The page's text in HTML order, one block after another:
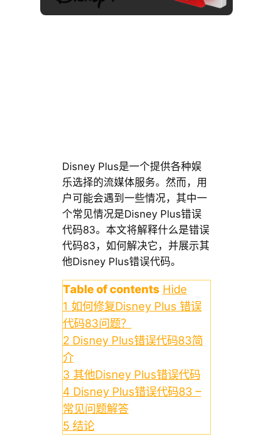
Disney Plus是一个提供各种娱
乐选择的流媒体服务。然而，用
户可能会遇到一些情况，其中一
个常见情况是Disney Plus错误
代码83。本文将解释什么是错误
代码83，如何解决它，并展示其
他Disney Plus错误代码。
Table of contents Hide
1 如何修复Disney Plus 错误
代码83问题？
2 Disney Plus错误代码83简
介
3 其他Disney Plus错误代码
4 Disney Plus错误代码83 –
常见问题解答
5 结论